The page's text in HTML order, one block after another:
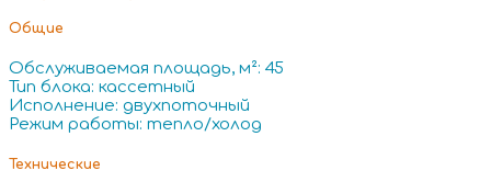
Общие
Обслуживаемая площадь, м²: 45
Тип блока: кассетный
Исполнение: двухпоточный
Режим работы: тепло/холод
Технические